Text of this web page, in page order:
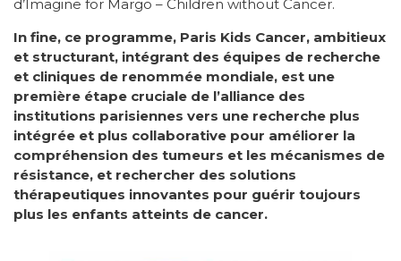
d’Imagine for Margo – Children without Cancer.
In fine, ce programme, Paris Kids Cancer, ambitieux
et structurant, intégrant des équipes de recherche
et cliniques de renommée mondiale, est une
première étape cruciale de l’alliance des
institutions parisiennes vers une recherche plus
intégrée et plus collaborative pour améliorer la
compréhension des tumeurs et les mécanismes de
résistance, et rechercher des solutions
thérapeutiques innovantes pour guérir toujours
plus les enfants atteints de cancer.